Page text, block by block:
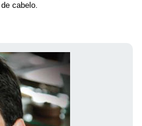
cabelo.